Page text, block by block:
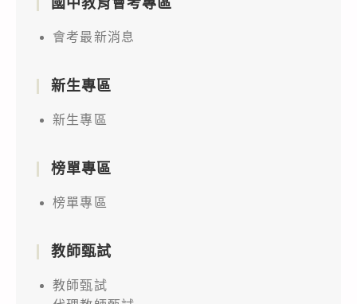
會考最新消息
新生專區
新生專區
榜單專區
榜單專區
教師甄試
教師甄試